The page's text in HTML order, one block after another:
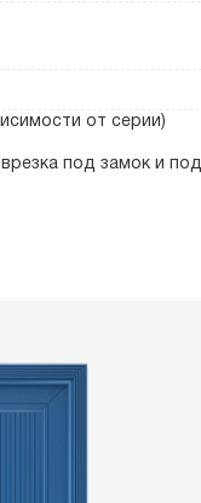
от серии)
под замок и